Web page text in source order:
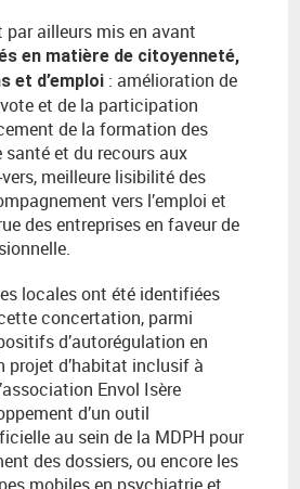
par ailleurs mis en avant
en matière de citoyenneté,
et d’emploi : amélioration de
et de la participation
de la formation des
santé et du recours aux
meilleure lisibilité des
vers l’emploi et
des entreprises en faveur de
locales ont été identifiées
concertation, parmi
d’autorégulation en
projet d’habitat inclusif à
Envol Isère
d’un outil
au sein de la MDPH pour
des dossiers, ou encore les